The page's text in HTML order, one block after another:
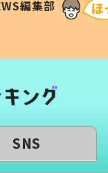
編集部
い」
SNS